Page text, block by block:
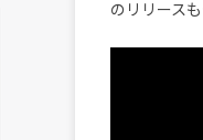
のリリース